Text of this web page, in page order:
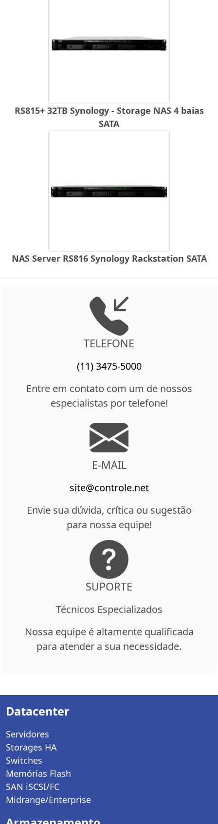
RS815+ 32TB Synology - Storage NAS 4 baias
SATA
NAS Server RS816 Synology Rackstation SATA
TELEFONE
(11) 3475-5000
Entre em contato com um de nossos
especialistas por telefone!
E-MAIL
site@controle.net
Envie sua dúvida, crítica ou sugestão
para nossa equipe!
SUPORTE
Técnicos Especializados
Nossa equipe é altamente qualificada
para atender a sua necessidade.
Datacenter
Servidores
Storages HA
Switches
Memórias Flash
SAN iSCSI/FC
Midrange/Enterprise